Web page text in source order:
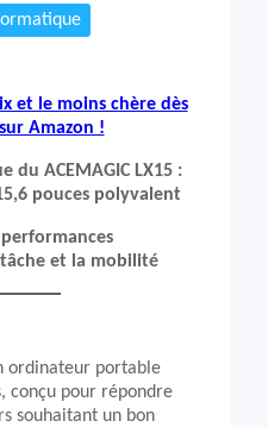
et le moins chère dès
Amazon !
du ACEMAGIC LX15 :
pouces polyvalent
et la mobilité
ordinateur portable
conçu pour répondre
souhaitant un bon